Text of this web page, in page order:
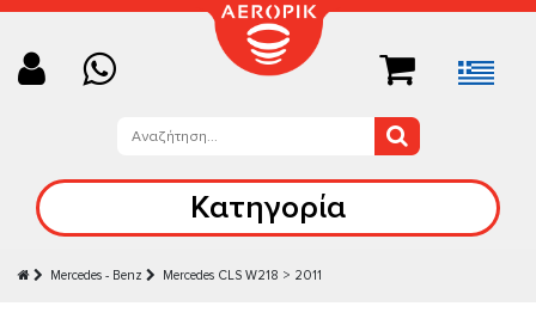
Κατηγορία
Mercedes - Benz Mercedes CLS W218 > 2011